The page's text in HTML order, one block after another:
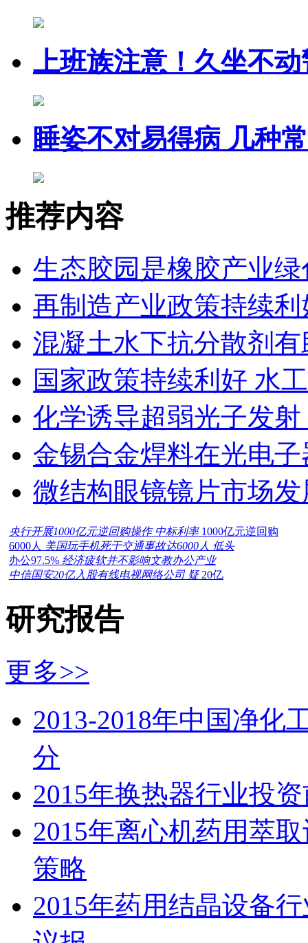
上班族注意！久坐不
睡姿不对易得病 几种
推荐内容
生态胶园是橡胶产业
再制造产业政策持续
混凝土水下抗分散剂
国家政策持续利好 水
化学诱导超弱光子发
金锡合金焊料在光电
微结构眼镜镜片市场
央行开展1000亿元逆回购操作 中标利率 1000亿元逆回购
6000人 美国玩手机死于交通事故达6000人 低头
办公97.5% 经济疲软并不影响文教办公产业
中信国安20亿入股有线电视网络公司 疑 20亿
研究报告
更多>>
2013-2018年中国净化
分
2015年换热器行业投
2015年离心机药用萃
策略
2015年药用结晶设备